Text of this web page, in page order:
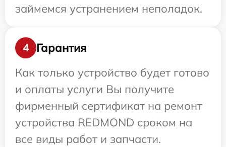
займемся устранением неполадок.
4
Гарантия
Как только устройство будет готово
и оплаты услуги Вы получите
фирменный сертификат на ремонт
устройства REDMOND сроком на
все виды работ и запчасти.